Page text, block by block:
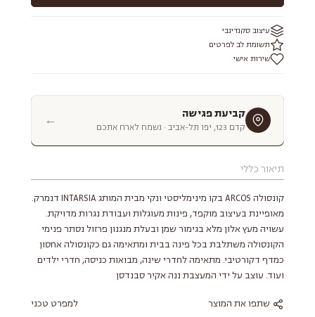
עיצוב סקנדינבי
תשומת לב לפרטים
שירות אישי
תיאור כללי
קונסולה ARCOS בקו מינימליסטי ונקי מבית המותג INTARSIA דנמרק.
מאופיינת בעיצוב מוקפד, פינות מעוגלות ועבודת נגרות מדויקת.
עשויה מעץ אלון מלא בגימור שמן ובעלת מנגנון פרזול נסתר פנימי
הקונסולה משתלבת בכל פינה בבית ומתאימה גם כקונסולה אחסון
כמדף דקורטיבי. מתאימה לחדרי שינה, מבואות כניסה, חדרי ילדים
ועוד. עוצב על ידי המעצבת ננה אקיר סבנדסן
שתפו את המוצר למפרט טכני
קביעת פגישה
קדם 123, יפו תל-אביב · נשמח לארח אתכם ←